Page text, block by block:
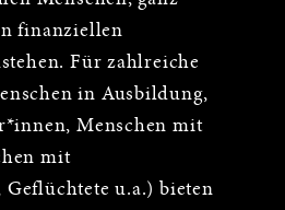
finanziellen
Für zahlreiche
in Ausbildung,
Menschen mit
mit
u.a.) bieten